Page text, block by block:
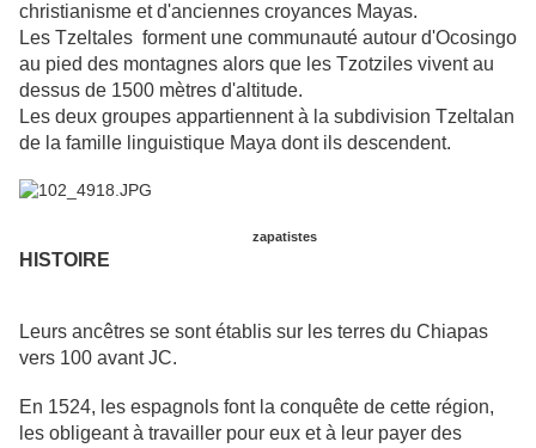
christianisme et d'anciennes croyances Mayas.
Les Tzeltales forment une communauté autour d'Ocosingo
au pied des montagnes alors que les Tzotziles vivent au
dessus de 1500 mètres d'altitude.
Les deux groupes appartiennent à la subdivision Tzeltalan
de la famille linguistique Maya dont ils descendent.
zapatistes
HISTOIRE
Leurs ancêtres se sont établis sur les terres du Chiapas
vers 100 avant JC.
En 1524, les espagnols font la conquête de cette région,
les obligeant à travailler pour eux et à leur payer des